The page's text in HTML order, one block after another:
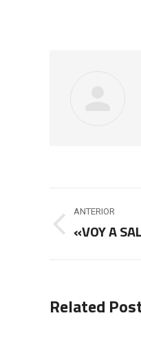
entre
ANTERIOR
Publicación
«VOY A
Related